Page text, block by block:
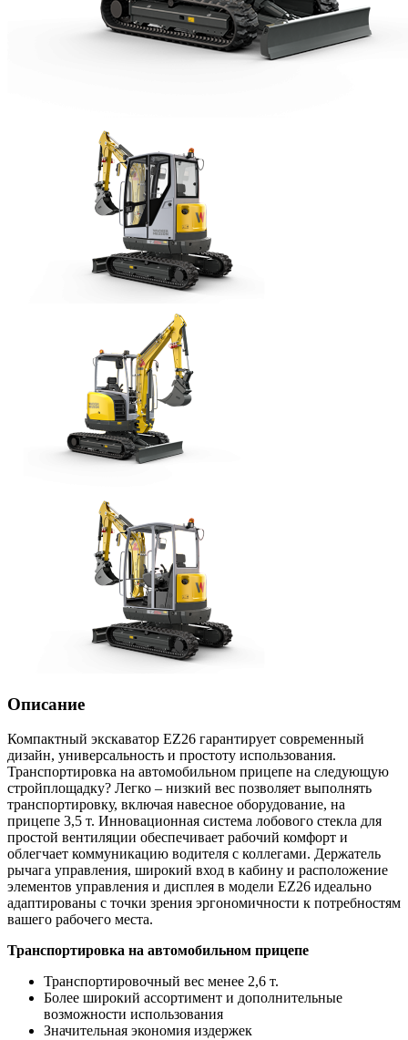
Описание
Компактный экскаватор EZ26 гарантирует современный
дизайн, универсальность и простоту использования.
Транспортировка на автомобильном прицепе на следующую
стройплощадку? Легко – низкий вес позволяет выполнять
транспортировку, включая навесное оборудование, на
прицепе 3,5 т. Инновационная система лобового стекла для
простой вентиляции обеспечивает рабочий комфорт и
облегчает коммуникацию водителя с коллегами. Держатель
рычага управления, широкий вход в кабину и расположение
элементов управления и дисплея в модели EZ26 идеально
адаптированы с точки зрения эргономичности к потребностям
вашего рабочего места.
Транспортировка на автомобильном прицепе
Транспортировочный вес менее 2,6 т.
Более широкий ассортимент и дополнительные
возможности использования
Значительная экономия издержек